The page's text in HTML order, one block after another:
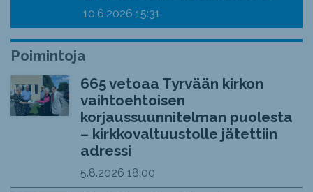
10.6.2026 15:31
Poimintoja
665 vetoaa Tyrvään kirkon
vaihtoehtoisen
korjaussuunnitelman puolesta
– kirkkovaltuustolle jätettiin
adressi
5.8.2026 18:00